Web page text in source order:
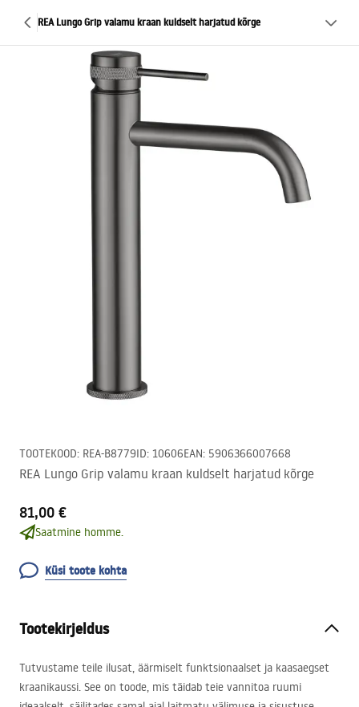
REA Lungo Grip valamu kraan kuldselt harjatud kõrge
TOOTEKOOD: REA-B8779ID: 10606EAN: 5906366007668
REA Lungo Grip valamu kraan kuldselt harjatud kõrge
81,00 €
Saatmine homme.
Küsi toote kohta
Tootekirjeldus
Tutvustame teile ilusat, äärmiselt funktsionaalset ja kaasaegset
kraanikaussi. See on toode, mis täidab teie vannitoa ruumi